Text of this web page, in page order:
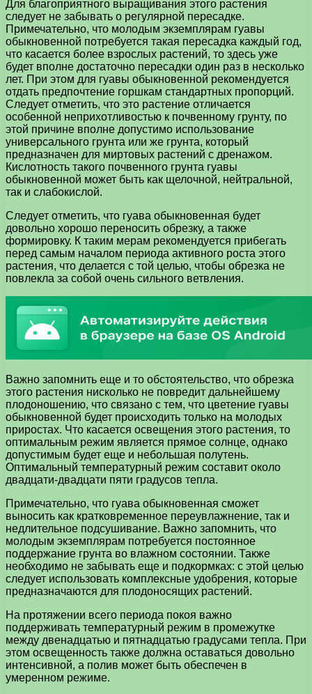
Для благоприятного выращивания этого растения
следует не забывать о регулярной пересадке.
Примечательно, что молодым экземплярам гуавы
обыкновенной потребуется такая пересадка каждый год,
что касается более взрослых растений, то здесь уже
будет вполне достаточно пересадки один раз в несколько
лет. При этом для гуавы обыкновенной рекомендуется
отдать предпочтение горшкам стандартных пропорций.
Следует отметить, что это растение отличается
особенной неприхотливостью к почвенному грунту, по
этой причине вполне допустимо использование
универсального грунта или же грунта, который
предназначен для миртовых растений с дренажом.
Кислотность такого почвенного грунта гуавы
обыкновенной может быть как щелочной, нейтральной,
так и слабокислой.
Следует отметить, что гуава обыкновенная будет
довольно хорошо переносить обрезку, а также
формировку. К таким мерам рекомендуется прибегать
перед самым началом периода активного роста этого
растения, что делается с той целью, чтобы обрезка не
повлекла за собой очень сильного ветвления.
Важно запомнить еще и то обстоятельство, что обрезка
этого растения нисколько не повредит дальнейшему
плодоношению, что связано с тем, что цветение гуавы
обыкновенной будет происходить только на молодых
приростах. Что касается освещения этого растения, то
оптимальным режим является прямое солнце, однако
допустимым будет еще и небольшая полутень.
Оптимальный температурный режим составит около
двадцати-двадцати пяти градусов тепла.
Примечательно, что гуава обыкновенная сможет
выносить как кратковременное переувлажнение, так и
недлительное подсушивание. Важно запомнить, что
молодым экземплярам потребуется постоянное
поддержание грунта во влажном состоянии. Также
необходимо не забывать еще и подкормках: с этой целью
следует использовать комплексные удобрения, которые
предназначаются для плодоносящих растений.
На протяжении всего периода покоя важно
поддерживать температурный режим в промежутке
между двенадцатью и пятнадцатью градусами тепла. При
этом освещенность также должна оставаться довольно
интенсивной, а полив может быть обеспечен в
умеренном режиме.